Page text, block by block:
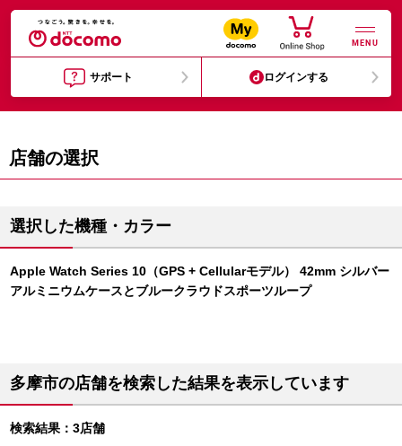
MENU
サポート ログインする
店舗の選択
選択した機種・カラー
Apple Watch Series 10（GPS + Cellularモデル） 42mm シルバー
アルミニウムケースとブルークラウドスポーツループ
多摩市の店舗を検索した結果を表示しています
検索結果：3店舗